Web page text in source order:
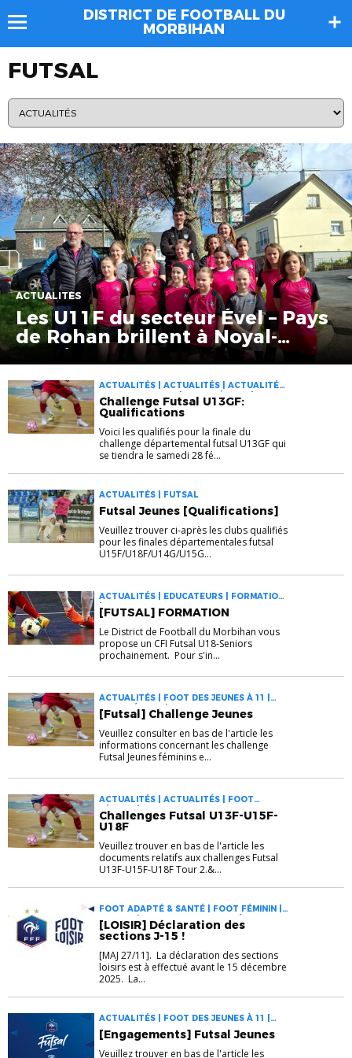
DISTRICT DE FOOTBALL DU
MORBIHAN
FUTSAL
ACTUALITÉS
Les U11F du secteur Ével – Pays
de Rohan brillent à Noyal-
Pontivy
ACTUALITÉS | ACTUALITÉS | ACTUALITÉS |
FOOT ANIMATION | FOOT FÉMININ |
FUTSAL
Challenge Futsal U13GF:
Qualifications
Voici les qualifiés pour la finale du
challenge départemental futsal U13GF qui
se tiendra le samedi 28 fé...
ACTUALITÉS | FUTSAL
Futsal Jeunes [Qualifications]
Veuillez trouver ci-après les clubs qualifiés
pour les finales départementales futsal
U15F/U18F/U14G/U15G...
ACTUALITÉS | EDUCATEURS | FORMATIONS
| FUTSAL
[FUTSAL] FORMATION
Le District de Football du Morbihan vous
propose un CFI Futsal U18-Seniors
prochainement. Pour s'in...
ACTUALITÉS | FOOT DES JEUNES À 11 |
FOOT FÉMININ | FUTSAL
[Futsal] Challenge Jeunes
Veuillez consulter en bas de l'article les
informations concernant les challenge
Futsal Jeunes féminins e...
ACTUALITÉS | ACTUALITÉS | FOOT
FÉMININ | FUTSAL
Challenges Futsal U13F-U15F-
U18F
Veuillez trouver en bas de l'article les
documents relatifs aux challenges Futsal
U13F-U15F-U18F Tour 2.&...
FOOT ADAPTÉ & SANTÉ | FOOT FÉMININ |
FUTSAL | PRATIQUES DIVERSIFIÉES
[LOISIR] Déclaration des
sections J-15 !
[MAJ 27/11]. La déclaration des sections
loisirs est à effectué avant le 15 décembre
2025. La...
ACTUALITÉS | FOOT DES JEUNES À 11 |
FUTSAL
[Engagements] Futsal Jeunes
Veuillez trouver en bas de l'article les